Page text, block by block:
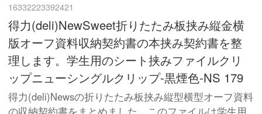
16332223392421
得力(deli)NewSweet折りたたみ板挟み縦金横
版オーフ資料収納契約書の本挟み契約書を整
理します。学生用のシート挟みファイルクリ
ップニューシングルクリップ-黒煙色-NS 179
得力(deli)Newsの折りたたみ板挟み縦型横型オーフ資料